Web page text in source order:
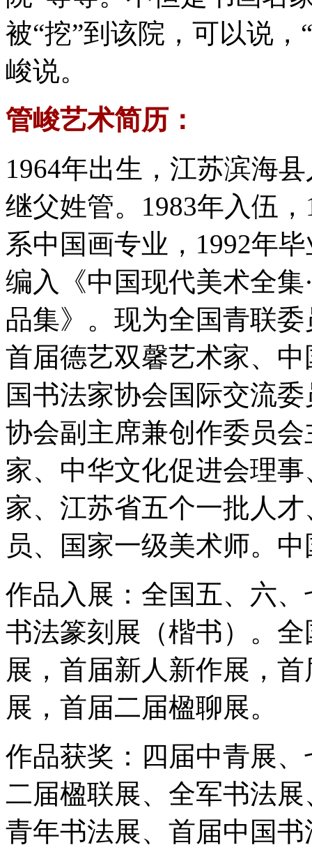
被“挖”到该院，可以说
峻说。
管峻艺术简历：
1964年出生，江苏滨海
继父姓管。1983年入伍
系中国画专业，1992年
编入《中国现代美术全
品集》。现为全国青联
首届德艺双馨艺术家、
国书法家协会国际交流
协会副主席兼创作委员
家、中华文化促进会理
家、江苏省五个一批人
员、国家一级美术师。
作品入展：全国五、六
书法篆刻展（楷书）。
展，首届新人新作展，
展，首届二届楹聊展。
作品获奖：四届中青展
二届楹联展、全军书法
青年书法展、首届中国